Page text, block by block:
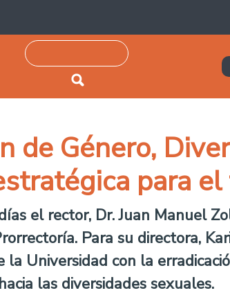
Pesquisar
de Género,
para
el rector, Dr. Juan Manuel
Para su directora,
la Universidad con la
las diversidades sexuales.